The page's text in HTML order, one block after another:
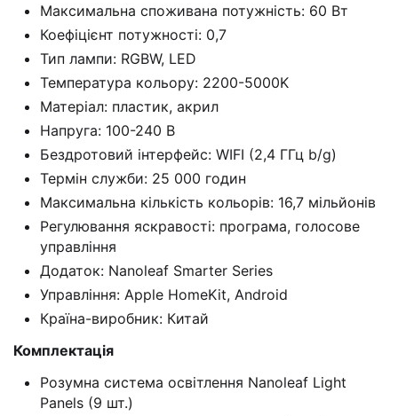
Максимальна споживана потужність: 60 Вт
Коефіцієнт потужності: 0,7
Тип лампи: RGBW, LED
Температура кольору: 2200-5000K
Матеріал: пластик, акрил
Напруга: 100-240 В
Бездротовий інтерфейс: WIFI (2,4 ГГц b/g)
Термін служби: 25 000 годин
Максимальна кількість кольорів: 16,7 мільйонів
Регулювання яскравості: програма, голосове
управління
Додаток: Nanoleaf Smarter Series
Управління: Apple HomeKit, Android
Країна-виробник: Китай
Комплектація
Розумна система освітлення Nanoleaf Light
Panels (9 шт.)